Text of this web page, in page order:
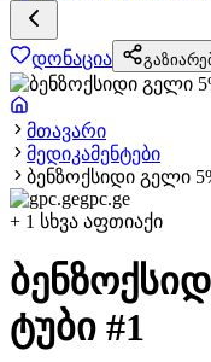
დონაცია
მთავარი
მედიკამენტები
ბენზოქსიდი გელი
gpc.ge
+ 1 სხვა აფთიაქი
ტუბი #1